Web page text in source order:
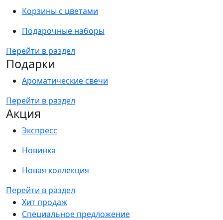
Корзины с цветами
Подарочные наборы
Перейти в раздел
Подарки
Ароматические свечи
Перейти в раздел
Акция
Экспресс
Новинка
Новая коллекция
Перейти в раздел
Хит продаж
Специальное предложение